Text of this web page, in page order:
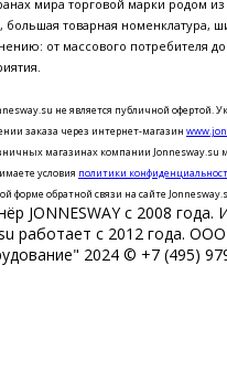
мира торговой марки родом из
большая товарная номенклатура,
от массового потребителя до
не является публичной офертой.
заказа через интернет-магазин
магазинах компании Jonnesway.su
условия политики
форме обратной связи на сайте
JONNESWAY с 2008 года.
работает с 2012 года.
2024 © +7 (495)